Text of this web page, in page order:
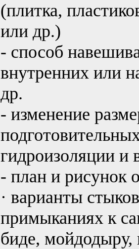
(плитка,
или др.)
- способ
внутренних или
др.
- изменение
гидроизоляции
- план и рисунок
· варианты
примыканиях к
биде,